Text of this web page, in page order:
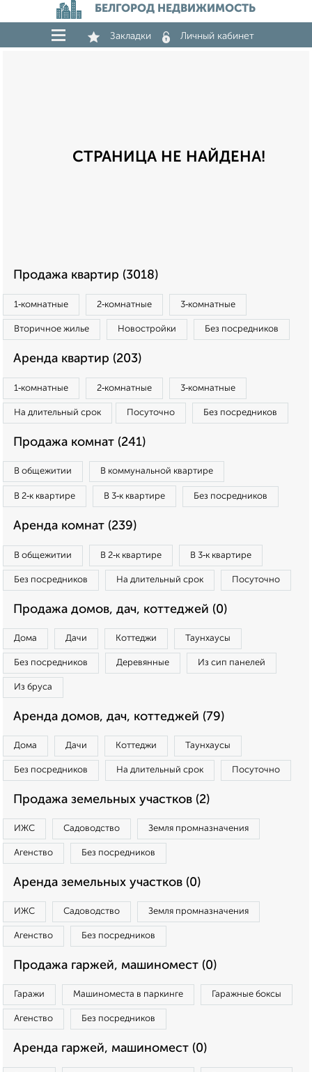
БЕЛГОРОД НЕДВИЖИМОСТЬ
Закладки Личный кабинет
СТРАНИЦА НЕ НАЙДЕНА!
Продажа квартир (3018)
1‑комнатные 2‑комнатные 3‑комнатные
Вторичное жилье Новостройки Без посредников
Аренда квартир (203)
1‑комнатные 2‑комнатные 3‑комнатные
На длительный срок Посуточно Без посредников
Продажа комнат (241)
В общежитии В коммунальной квартире
В 2‑к квартире В 3‑к квартире Без посредников
Аренда комнат (239)
В общежитии В 2‑к квартире В 3‑к квартире
Без посредников На длительный срок Посуточно
Продажа домов, дач, коттеджей (0)
Дома Дачи Коттеджи Таунхаусы
Без посредников Деревянные Из сип панелей
Из бруса
Аренда домов, дач, коттеджей (79)
Дома Дачи Коттеджи Таунхаусы
Без посредников На длительный срок Посуточно
Продажа земельных участков (2)
ИЖС Садоводство Земля промназначения
Агенство Без посредников
Аренда земельных участков (0)
ИЖС Садоводство Земля промназначения
Агенство Без посредников
Продажа гаржей, машиномест (0)
Гаражи Машиноместа в паркинге Гаражные боксы
Агенство Без посредников
Аренда гаржей, машиномест (0)